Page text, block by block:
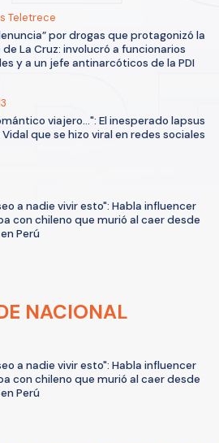
Teletrece
por drogas que protagonizó la
La Cruz: involucró a funcionarios
y a un jefe antinarcóticos de la PDI
viajero...": El inesperado lapsus
que se hizo viral en redes sociales
a nadie vivir esto": Habla influencer
con chileno que murió al caer desde
Perú
NACIONAL
a nadie vivir esto": Habla influencer
con chileno que murió al caer desde
Perú